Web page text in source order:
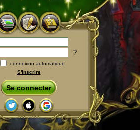
?
connexion automatique
S'inscrire
Se connecter